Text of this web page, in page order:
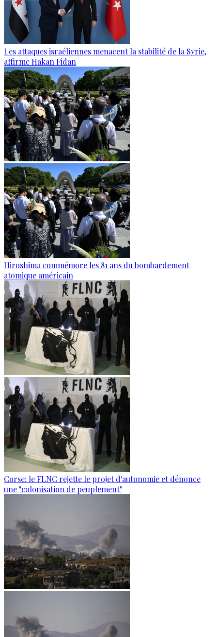
Les attaques israéliennes menacent la stabilité de la Syrie,
affirme Hakan Fidan
Hiroshima commémore les 81 ans du bombardement
atomique américain
Corse: le FLNC rejette le projet d'autonomie et dénonce
une "colonisation de peuplement"